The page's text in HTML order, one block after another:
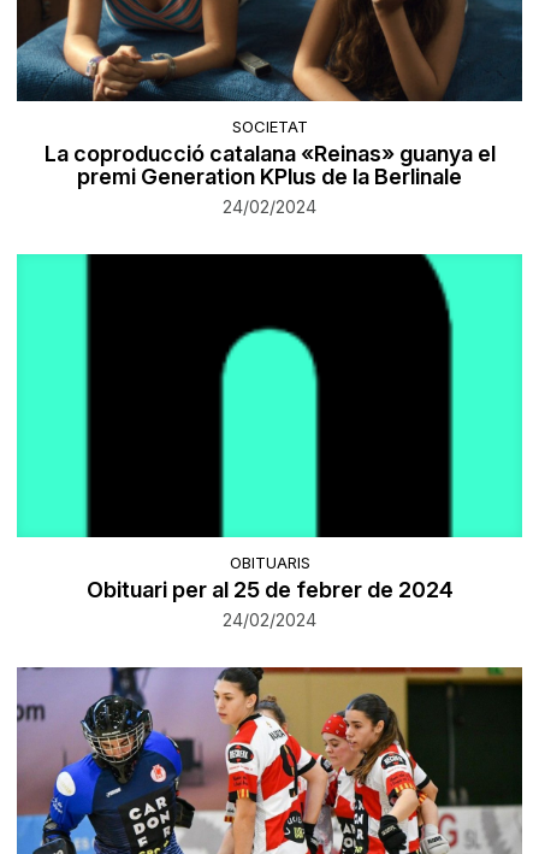
SOCIETAT
La coproducció catalana «Reinas» guanya el
premi Generation KPlus de la Berlinale
24/02/2024
OBITUARIS
Obituari per al 25 de febrer de 2024
24/02/2024